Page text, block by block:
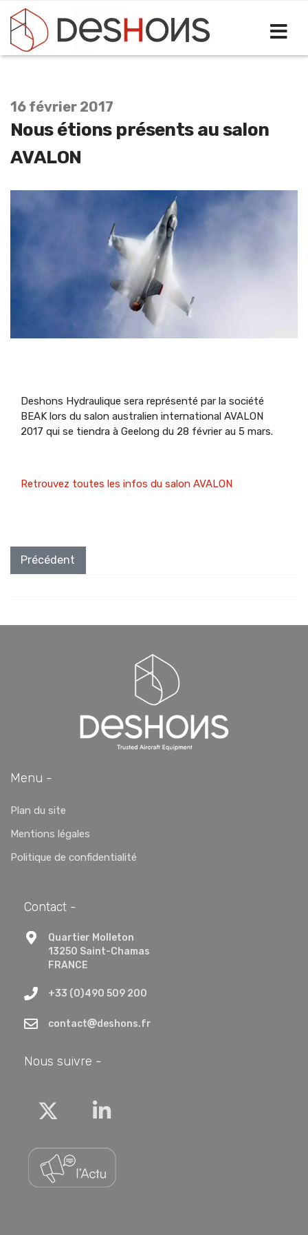
Nous étions présents au salon
AVALON
16 février 2017
Deshons Hydraulique sera représenté par la société
BEAK lors du salon australien international AVALON
2017 qui se tiendra à Geelong du 28 février au 5 mars.
Retrouvez toutes les infos du salon AVALON
Article précédent : Nous étions présents au salon Inter
Précédent
Menu -
Plan du site
Mentions légales
Politique de confidentialité
Contact -
Quartier Molleton
13250 Saint-Chamas
FRANCE
+33 (0)490 509 200
contact deshons.fr
Nous suivre -
TwitterLinkedin